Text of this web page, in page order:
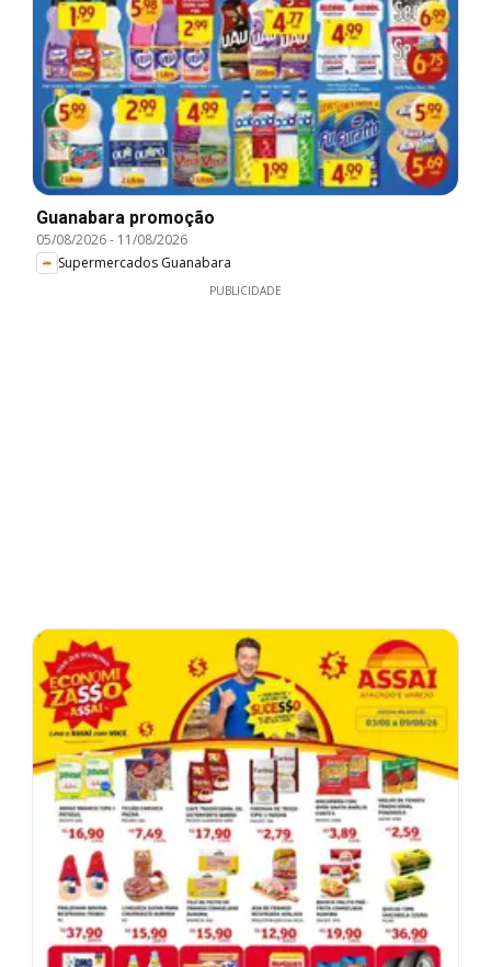
Guanabara promoção
05/08/2026- 11/08/2026
Supermercados Guanabara
PUBLICIDADE